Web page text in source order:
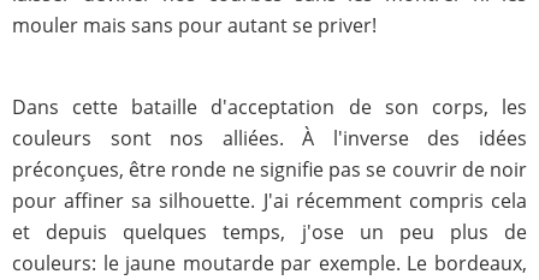
mouler mais sans pour autant se priver!
Dans cette bataille d'acceptation de son corps, les
couleurs sont nos alliées. À l'inverse des idées
préconçues, être ronde ne signifie pas se couvrir de noir
pour affiner sa silhouette. J'ai récemment compris cela
et depuis quelques temps, j'ose un peu plus de
couleurs: le jaune moutarde par exemple. Le bordeaux,